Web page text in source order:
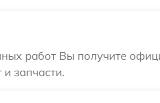
работ Вы получите
запчасти.